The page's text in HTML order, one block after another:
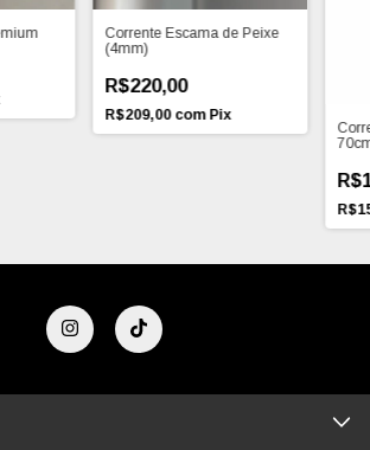
Corrente Escama de Peixe
(4mm)
R$220,00
R$209,00 com Pix